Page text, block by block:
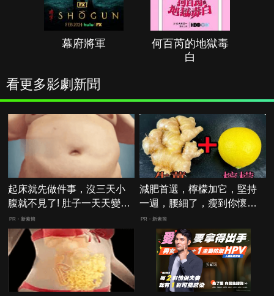
幕府將軍
何百芮的地獄毒
白
看更多影劇新聞
起床就先做件事，沒三天小
腹就不見了! 肚子一天天變
小！
PR・新素簡
減肥首選，檸檬加它，堅持
一週，腰細了，瘦到你懷疑
人生
PR・新素簡